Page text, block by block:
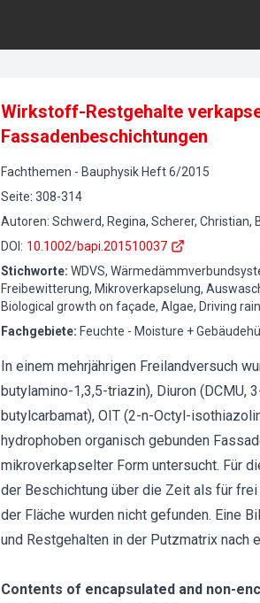
Wirkstoff-Restgehalte
Fassadenbeschichtungen
Fachthemen - Bauphysik Heft6/2015
Seite: 308-314
Autoren: Schwerd, Regina, Scherer, Christian,
DOI : 10.1002/bapi.201510037
Stichworte: WDVS,
Freibewitterung, Mikroverkapselung,
Biological growth on façade, Algae, Driving
Fachgebiete: Feuchte - Moisture +
In einem mehrjährigen Freilandversuch
butylamino-1,3,5-triazin), Diuron
butylcarbamat), OIT (2-n-Octyl-
hydrophoben organisch gebunden
mikroverkapselter Form untersucht. Für
der Beschichtung über die Zeit als für
der Fläche wurden nicht gefunden. Eine
und Restgehalten in der Putzmatrix nach
Contents of encapsulated and non-